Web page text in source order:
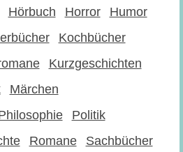
Hörbuch Horror
Humor
Kochbücher
Kurzgeschichten
Märchen
Politik
Romane
Sachbücher